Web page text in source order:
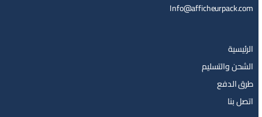
Info@afficheurpack.com
الرئيسية
الشحن والتسليم
طرق الدفع
اتصل بنا